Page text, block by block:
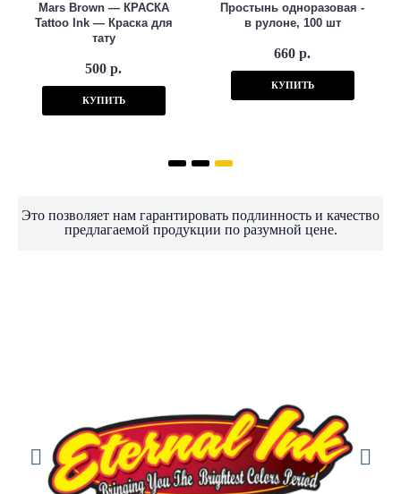
Mars Brown — КРАСКА
Tattoo Ink — Краска для
тату
500 р.
КУПИТЬ
Простынь одноразовая -
в рулоне, 100 шт
660 р.
КУПИТЬ
Это позволяет нам гарантировать подлинность и качество
предлагаемой продукции по разумной цене.